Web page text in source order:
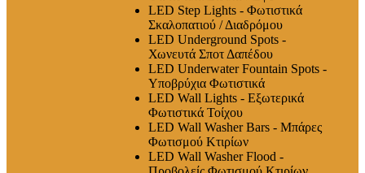
LED Step Lights - Φωτιστικά
Σκαλοπατιού / Διαδρόμου
LED Underground Spots -
Χωνευτά Σποτ Δαπέδου
LED Underwater Fountain Spots -
Υποβρύχια Φωτιστικά
LED Wall Lights - Εξωτερικά
Φωτιστικά Τοίχου
LED Wall Washer Bars - Μπάρες
Φωτισμού Κτιρίων
LED Wall Washer Flood -